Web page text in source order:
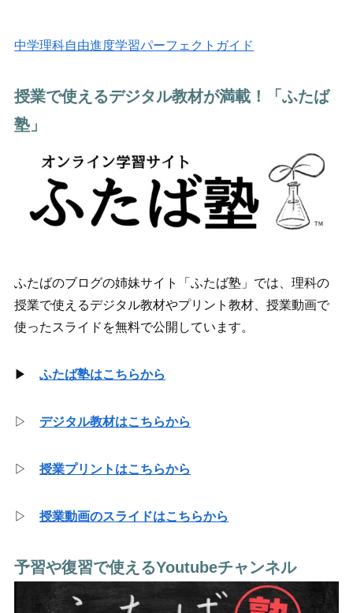
中学理科自由進度学習パーフェクトガイド
授業で使えるデジタル教材が満載！「ふたば
塾」
ふたばのブログの姉妹サイト「ふたば塾」では、理科の
授業で使えるデジタル教材やプリント教材、授業動画で
使ったスライドを無料で公開しています。
▶ふたば塾はこちらから
▷ デジタル教材はこちらから
▷授業プリントはこちらから
▷授業動画のスライドはこちらから
予習や復習で使えるYoutubeチャンネル